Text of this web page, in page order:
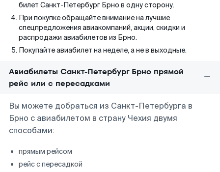
билет Санкт-Петербург Брно в одну сторону.
При покупке обращайте внимание на лучшие
спецпредложения авиакомпаний, акции, скидки и
распродажи авиабилетов из Брно.
Покупайте авиабилет на неделе, а не в выходные.
Авиабилеты Санкт-Петербург Брно прямой
рейс или с пересадками
Вы можете добраться из Санкт-Петербурга в
Брно с авиабилетом в страну Чехия двумя
способами:
прямым рейсом
рейс с пересадкой